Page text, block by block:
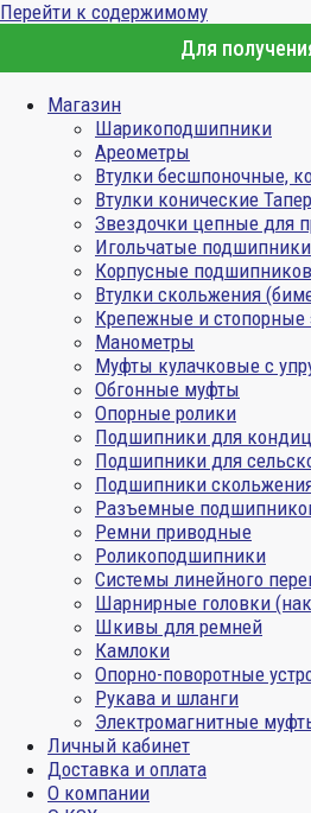
Перейти к содержимому
Для
Магазин
Шарикоподшипники
Ареометры
Втулки бесшпоночные,
Втулки конические
Звездочки цепные для
Игольчатые подшипники
Корпусные
Втулки скольжения
Крепежные и стопорные
Манометры
Муфты кулачковые с
Обгонные муфты
Опорные ролики
Подшипники для
Подшипники для
Подшипники
Разъемные
Ремни приводные
Роликоподшипники
Системы линейного
Шарнирные головки
Шкивы для ремней
Камлоки
Опорно-поворотные
Рукава и шланги
Электромагнитные
Личный кабинет
Доставка и оплата
О компании